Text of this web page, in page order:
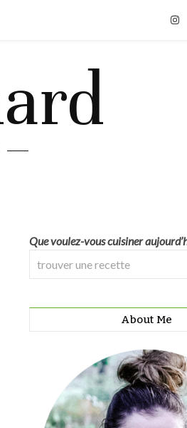
Que voulez-vous cuisiner
About Me